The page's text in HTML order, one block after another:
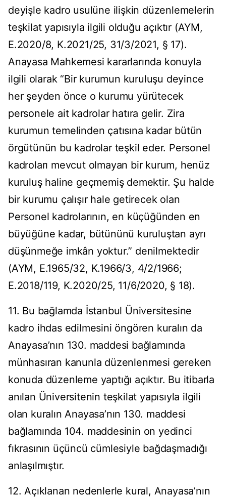
deyişle kadro usulüne ilişkin düzenlemelerin
teşkilat yapısıyla ilgili olduğu açıktır (AYM,
E.2020/8, K.2021/25, 31/3/2021, § 17).
Anayasa Mahkemesi kararlarında konuyla
ilgili olarak “Bir kurumun kuruluşu deyince
her şeyden önce o kurumu yürütecek
personele ait kadrolar hatıra gelir. Zira
kurumun temelinden çatısına kadar bütün
örgütünün bu kadrolar teşkil eder. Personel
kadroları mevcut olmayan bir kurum, henüz
kuruluş haline geçmemiş demektir. Şu halde
bir kurumu çalışır hale getirecek olan
Personel kadrolarının, en küçüğünden en
büyüğüne kadar, bütününü kuruluştan ayrı
düşünmeğe imkân yoktur.” denilmektedir
(AYM, E.1965/32, K.1966/3, 4/2/1966;
E.2018/119, K.2020/25, 11/6/2020, § 18).
11. Bu bağlamda İstanbul Üniversitesine
kadro ihdas edilmesini öngören kuralın da
Anayasa’nın 130. maddesi bağlamında
münhasıran kanunla düzenlenmesi gereken
konuda düzenleme yaptığı açıktır. Bu itibarla
anılan Üniversitenin teşkilat yapısıyla ilgili
olan kuralın Anayasa’nın 130. maddesi
bağlamında 104. maddesinin on yedinci
fıkrasının üçüncü cümlesiyle bağdaşmadığı
anlaşılmıştır.
12. Açıklanan nedenlerle kural, Anayasa’nın